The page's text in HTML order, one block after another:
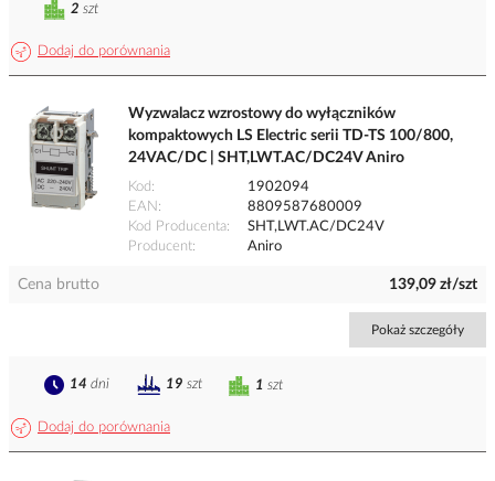
Dodaj do porównania
2 szt
Wyzwalacz wzrostowy do wyłączników
kompaktowych LS Electric serii TD-TS 100/800,
24VAC/DC | SHT,LWT.AC/DC24V Aniro
Kod
1902094
EAN
8809587680009
Kod Producenta
SHT,LWT.AC/DC24V
Producent
Aniro
Cena brutto 139,09 zł/szt
Pokaż szczegóły
Dodaj do porównania
1 szt
14 dni 19 szt